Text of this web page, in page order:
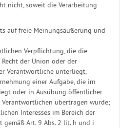
nicht, soweit die Verarbeitung
auf freie Meinungsäußerung und
Verpflichtung, die die
der Union oder der
Verantwortliche unterliegt,
einer Aufgabe, die im
oder in Ausübung öffentlicher
übertragen wurde;
Interesses im Bereich der
gemäß Art. 9 Abs. 2 lit. h und i